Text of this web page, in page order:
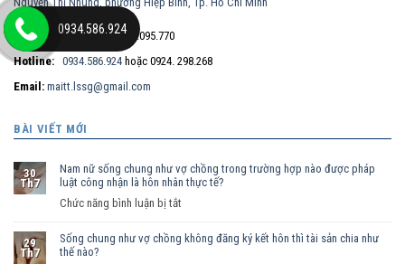
Điện thoại trực tiếp:0932.095.770
Hotline: 0934.586.924 hoặc 0924. 298.268
Email: maitt.lssg@gmail.com
BÀI VIẾT MỚI
30
Th7
Nam nữ sống chung như vợ chồng trong trường hợp nào được pháp
luật công nhận là hôn nhân thực tế?
Chức năng bình luận bị tắt
nữ
29
Th7
Sống chung như vợ chồng không đăng ký kết hôn thì tài sản chia như
thế nào?
0934.586.924